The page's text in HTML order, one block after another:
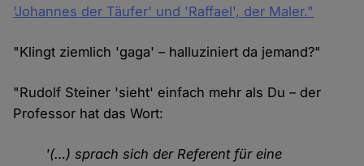
'Johannes der Täufer' und 'Raffael', der Maler."
"Klingt ziemlich 'gaga' – halluziniert da jemand?"
"Rudolf Steiner 'sieht' einfach mehr als Du – der
Professor hat das Wort:
'(…) sprach sich der Referent für eine